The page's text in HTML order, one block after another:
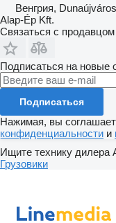
Венгрия, Dunaújváros
Alap-Ép Kft.
Связаться с продавцом
Подписаться на новые
Подписаться
Нажимая, вы
конфиденциальности и
Ищите технику дилера
Грузовики